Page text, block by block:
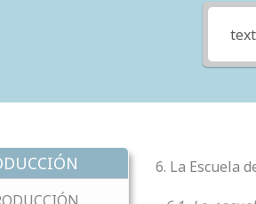
6. La Escuela